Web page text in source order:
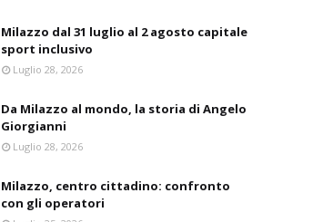
Milazzo dal 31 luglio al 2 agosto capitale
sport inclusivo
Luglio 28, 2026
Da Milazzo al mondo, la storia di Angelo
Giorgianni
Luglio 28, 2026
Milazzo, centro cittadino: confronto
con gli operatori